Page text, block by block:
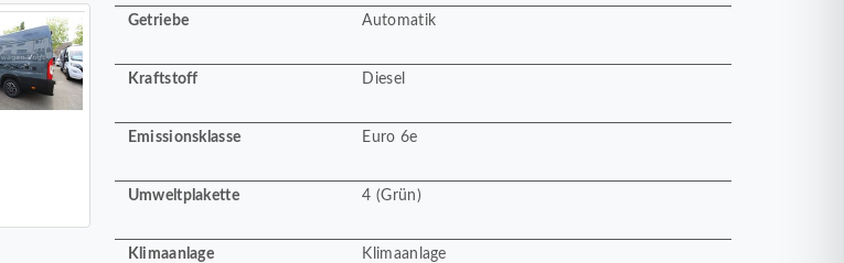
Getriebe Automatik
Kraftstoff Diesel
Emissionsklasse Euro 6e
Umweltplakette 4 (Grün)
Klimaanlage Klimaanlage